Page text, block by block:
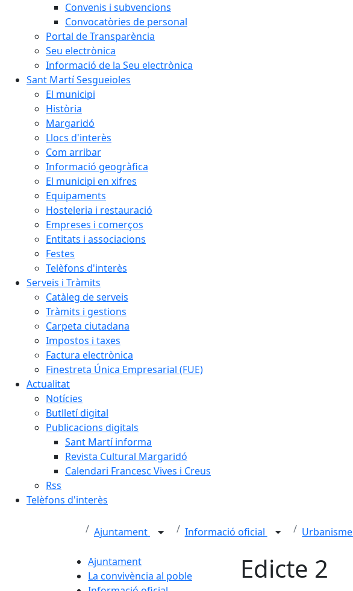
Convenis i subvencions
Convocatòries de personal
Portal de Transparència
Seu electrònica
Informació de la Seu electrònica
Sant Martí Sesgueioles
El municipi
Història
Margaridó
Llocs d'interès
Com arribar
Informació geogràfica
El municipi en xifres
Equipaments
Hosteleria i restauració
Empreses i comerços
Entitats i associacions
Festes
Telèfons d'interès
Serveis i Tràmits
Catàleg de serveis
Tràmits i gestions
Carpeta ciutadana
Impostos i taxes
Factura electrònica
Finestreta Única Empresarial (FUE)
Actualitat
Notícies
Butlletí digital
Publicacions digitals
Sant Martí informa
Revista Cultural Margaridó
Calendari Francesc Vives i Creus
Rss
Telèfons d'interès
Ajuntament Informació oficial Urbanisme
Ajuntament
La convivència al poble
Edicte 2